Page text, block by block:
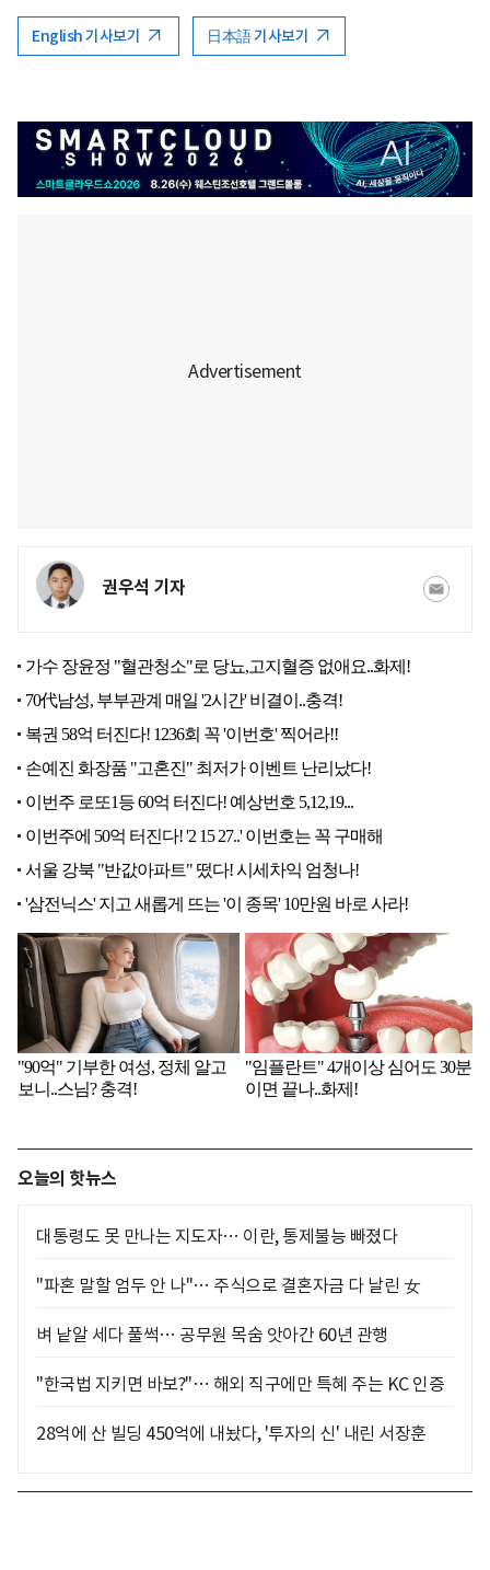
English 기사보기 日本語 기사보기
권우석 기자
오늘의 핫뉴스
대통령도 못 만나는 지도자… 이란, 통제불능 빠졌다
"파혼 말할 엄두 안 나"… 주식으로 결혼자금 다 날린 女
벼 낱알 세다 풀썩… 공무원 목숨 앗아간 60년 관행
"한국법 지키면 바보?"… 해외 직구에만 특혜 주는 KC 인증
28억에 산 빌딩 450억에 내놨다, '투자의 신' 내린 서장훈